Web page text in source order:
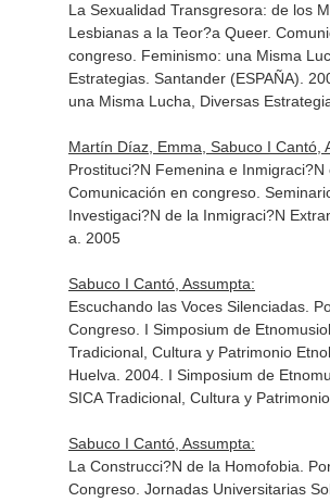
La Sexualidad Transgresora: de los
Lesbianas a la Teor?a Queer.
congreso. Feminismo: una Misma
Estrategias. Santander (ESPAÑA).
una Misma Lucha, Diversas
Martín Díaz, Emma, Sabuco I Cantó,
Prostituci?N Femenina e Inmigraci?N
Comunicación en congreso.
Investigaci?N de la Inmigraci?N
a. 2005
Sabuco I Cantó, Assumpta:
Escuchando las Voces Silenciadas.
Congreso. I Simposium de
Tradicional, Cultura y Patrimonio
Huelva. 2004. I Simposium de
SICA Tradicional, Cultura y
Sabuco I Cantó, Assumpta:
La Construcci?N de la Homofobia.
Congreso. Jornadas Universitarias